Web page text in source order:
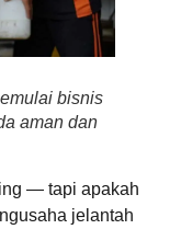
bisnis
aman dan
— tapi apakah
jelantah